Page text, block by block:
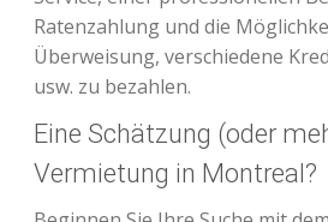
Ratenzahlung und die
Überweisung, verschiedene
usw. zu bezahlen.
Eine Schätzung (oder
Vermietung in Montreal?